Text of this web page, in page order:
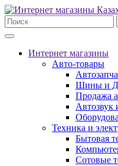
Интернет магазины
Авто-товары
Шины и
Продажа
Автозвук
Техника и
Бытовая
Сотовые